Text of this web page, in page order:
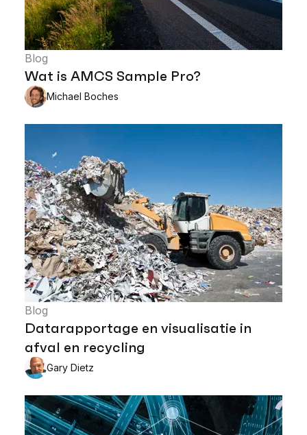
Blog
Wat is AMCS Sample Pro?
Michael Boches
Blog
Datarapportage en visualisatie in
afval en recycling
Gary Dietz